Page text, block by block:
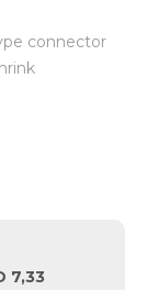
connector
7,33